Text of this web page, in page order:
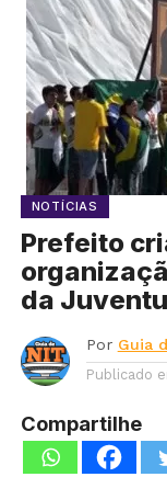
NOTÍCIAS
Prefeito
da
Por Guia
Publicado
Compartilhe